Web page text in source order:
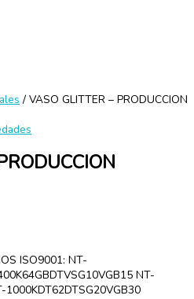
/ VASO GLITTER – PRODUCCION
ISO9001: NT-
NT-
1000KDT62DTSG20VGB30